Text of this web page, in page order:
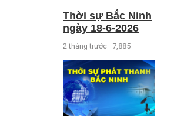
Thời sự Bắc Ninh
ngày 18-6-2026
2 tháng trước 7,885